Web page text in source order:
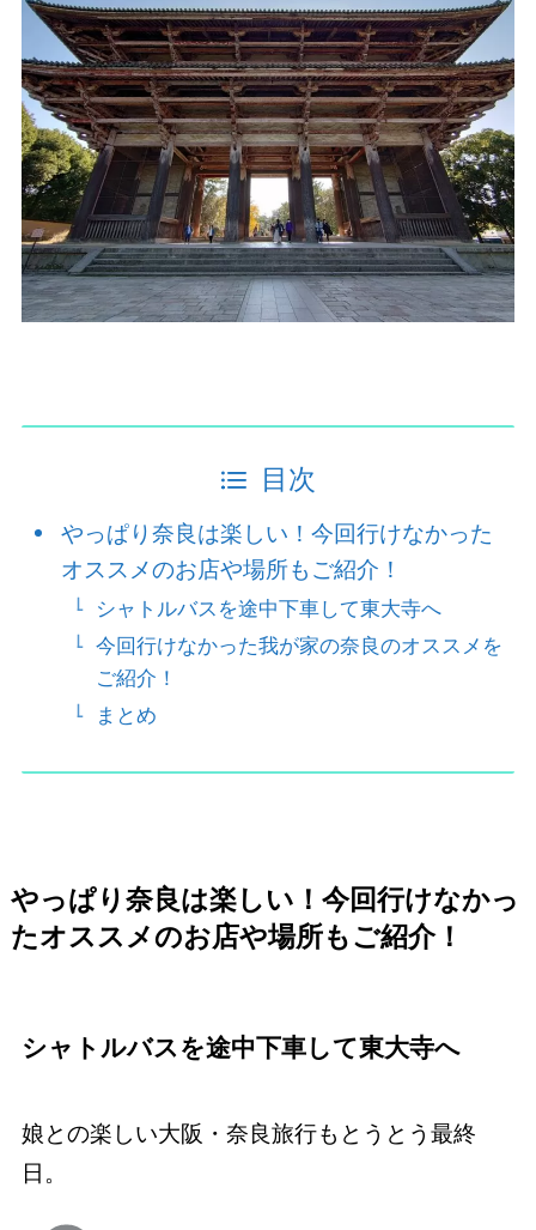
目次
やっぱり奈良は楽しい！今回行けなかった
オススメのお店や場所もご紹介！
シャトルバスを途中下車して東大寺へ
今回行けなかった我が家の奈良のオススメを
ご紹介！
まとめ
やっぱり奈良は楽しい！今回行けなかっ
たオススメのお店や場所もご紹介！
シャトルバスを途中下車して東大寺へ
娘との楽しい大阪・奈良旅行もとうとう最終
日。